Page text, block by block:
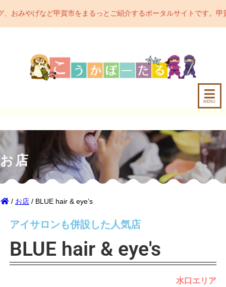
まるっとご紹介するポータルサイトです。甲賀市の魅力をど
MENU
お店
/ お店 / BLUE hair & eye’s
アイサロンも併設した人気店
BLUE hair & eye's
水口エリア